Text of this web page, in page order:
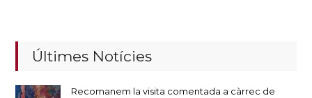
Últimes Notícies
Recomanem la visita comentada a càrrec de